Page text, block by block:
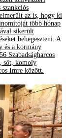
az is, hogy ki
több hónap
sikerült
behegeszteni. A
és a kormány
Szabadságharcos
sőt, komoly
Imre között.